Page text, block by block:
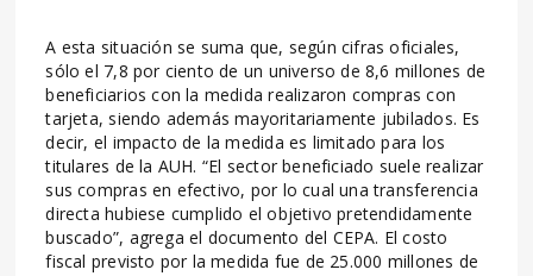
A esta situación se suma que, según cifras oficiales,
sólo el 7,8 por ciento de un universo de 8,6 millones de
beneficiarios con la medida realizaron compras con
tarjeta, siendo además mayoritariamente jubilados. Es
decir, el impacto de la medida es limitado para los
titulares de la AUH. “El sector beneficiado suele realizar
sus compras en efectivo, por lo cual una transferencia
directa hubiese cumplido el objetivo pretendidamente
buscado”, agrega el documento del CEPA. El costo
fiscal previsto por la medida fue de 25.000 millones de